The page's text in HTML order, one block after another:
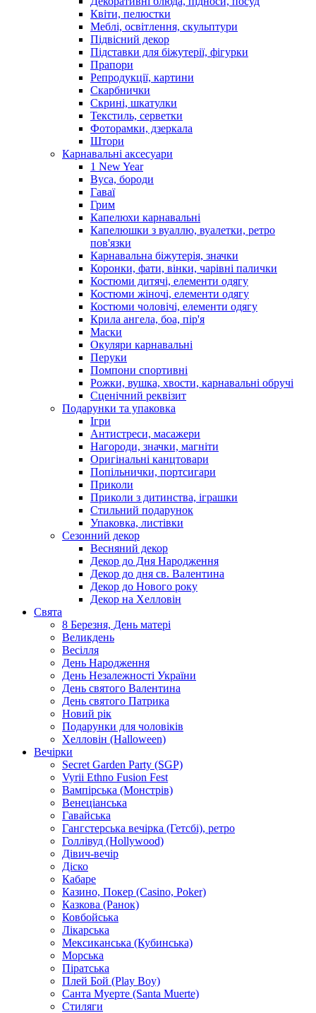
Квіти, пелюстки
Меблі, освітлення, скульптури
Підвісний декор
Підставки для біжутерії, фігурки
Прапори
Репродукції, картини
Скарбнички
Скрині, шкатулки
Текстиль, серветки
Фоторамки, дзеркала
Штори
Карнавальні аксесуари
1 New Year
Вуса, бороди
Гаваї
Грим
Капелюхи карнавальні
Капелюшки з вуаллю, вуалетки, ретро
пов'язки
Карнавальна біжутерія, значки
Коронки, фати, вінки, чарівні палички
Костюми дитячі, елементи одягу
Костюми жіночі, елементи одягу
Костюми чоловічі, елементи одягу
Крила ангела, боа, пір'я
Маски
Окуляри карнавальні
Перуки
Помпони спортивні
Рожки, вушка, хвости, карнавальні обручі
Сценічний реквізит
Подарунки та упаковка
Ігри
Антистреси, масажери
Нагороди, значки, магніти
Оригінальні канцтовари
Попільнички, портсигари
Приколи
Приколи з дитинства, іграшки
Стильний подарунок
Упаковка, листівки
Сезонний декор
Весняний декор
Декор до Дня Народження
Декор до дня св. Валентина
Декор до Нового року
Декор на Хелловін
Свята
8 Березня, День матері
Великдень
Весілля
День Народження
День Незалежності України
День святого Валентина
День святого Патрика
Новий рік
Подарунки для чоловіків
Хелловін (Halloween)
Вечірки
Secret Garden Party (SGP)
Vyrii Ethno Fusion Fest
Вампірська (Монстрів)
Венеціанська
Гавайська
Гангстерська вечірка (Гетсбі), ретро
Голлівуд (Hollywood)
Дівич-вечір
Діско
Кабаре
Казино, Покер (Casino, Poker)
Казкова (Ранок)
Ковбойська
Лікарська
Мексиканська (Кубинська)
Морська
Піратська
Плей Бой (Play Boy)
Санта Муерте (Santa Muerte)
Стиляги